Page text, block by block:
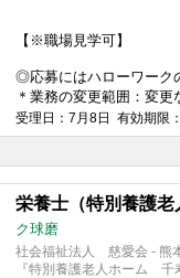
【※職場見学可】
◎応募にはハローワーク
＊業務の変更範囲：変
受理日：7月8日 有効期限
栄養士（特別養護老
ク球磨
社会福祉法人 慈愛会 - 熊
『特別養護老人ホーム 千